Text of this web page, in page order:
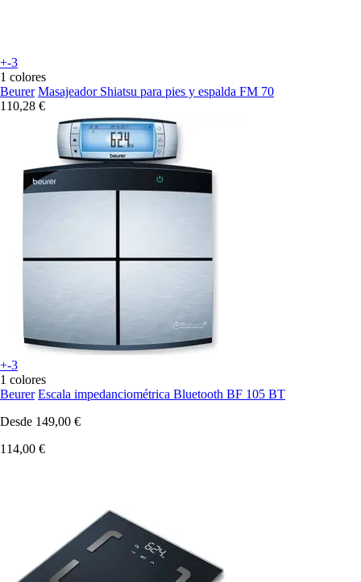
+-3
1 colores
Beurer Masajeador Shiatsu para pies y espalda FM 70
110,28 €
+-3
1 colores
Beurer Escala impedanciométrica Bluetooth BF 105 BT
Desde 149,00 €
114,00 €